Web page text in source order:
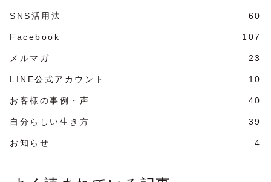
SNS活用法 60
Facebook 107
メルマガ 23
LINE公式アカウント 10
お客様の事例・声 40
自分らしい生き方 39
お知らせ 4